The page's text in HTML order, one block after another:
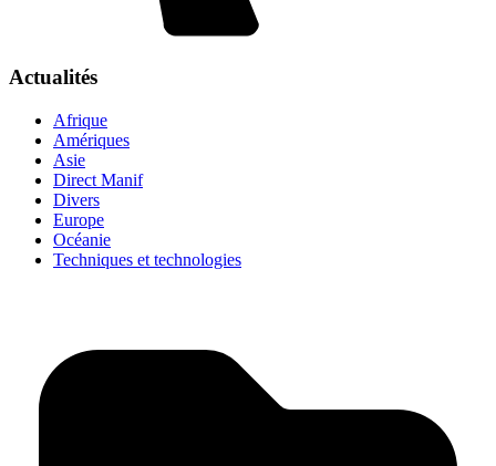
Actualités
Afrique
Amériques
Asie
Direct Manif
Divers
Europe
Océanie
Techniques et technologies